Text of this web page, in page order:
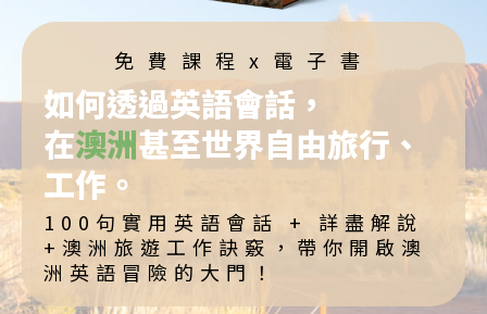
免費課程x電子書
如何透過英語會話，
在澳洲甚至世界自由旅行、
工作。
100句實用英語會話 + 詳盡解說
+澳洲旅遊工作訣竅，帶你開啟澳
洲英語冒險的大門！